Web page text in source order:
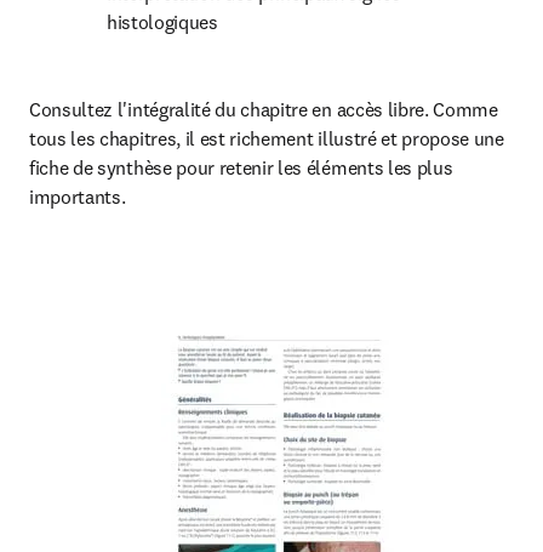
histologiques
Consultez l'intégralité du chapitre en accès libre. Comme
tous les chapitres, il est richement illustré et propose une
fiche de synthèse pour retenir les éléments les plus
importants.